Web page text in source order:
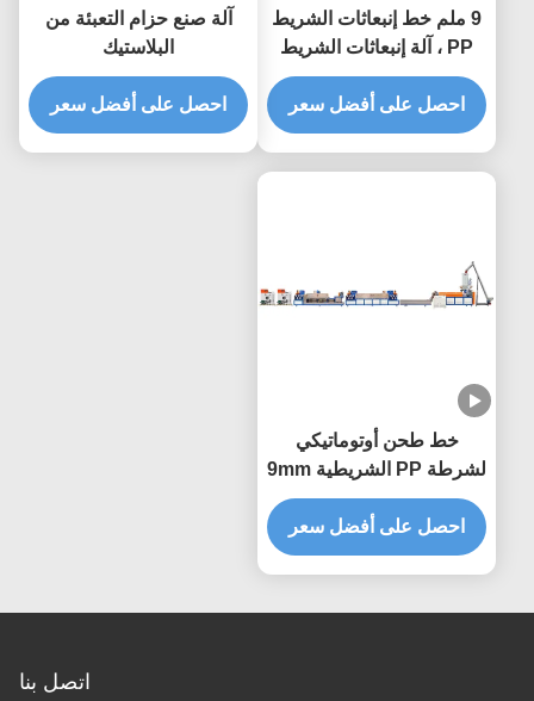
9 ملم خط إنبعاثات الشريط
PP ، آلة إنبعاثات الشريط
PP
احصل على أفضل سعر
آلة صنع حزام التعبئة من
البلاستيك
احصل على أفضل سعر
خط طحن أوتوماتيكي
لشرطة PP الشريطية 9mm
آلة ربط الشريط البلاستيكي
احصل على أفضل سعر
اتصل بنا